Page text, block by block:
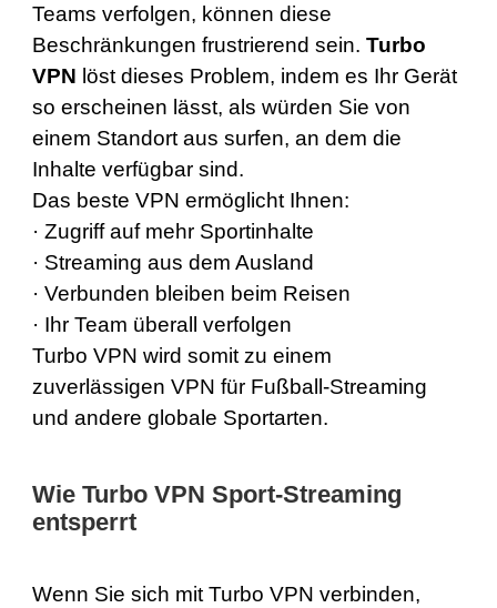
Teams verfolgen, können diese
Beschränkungen frustrierend sein. Turbo
VPN löst dieses Problem, indem es Ihr Gerät
so erscheinen lässt, als würden Sie von
einem Standort aus surfen, an dem die
Inhalte verfügbar sind.
Das beste VPN ermöglicht Ihnen:
· Zugriff auf mehr Sportinhalte
· Streaming aus dem Ausland
· Verbunden bleiben beim Reisen
· Ihr Team überall verfolgen
Turbo VPN wird somit zu einem
zuverlässigen VPN für Fußball-Streaming
und andere globale Sportarten.
Wie Turbo VPN Sport-Streaming
entsperrt
Wenn Sie sich mit Turbo VPN verbinden,